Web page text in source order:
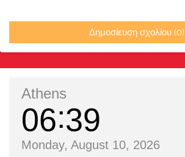
Δημοσίευση σχολίου (0)
Athens
06 39
Monday, August 10, 2026